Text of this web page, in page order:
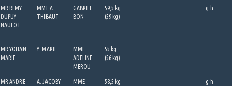
MR REMY
DUPUY-
NAULOT
MME A.
THIBAUT
GABRIEL
BON
59,5 kg
(59 kg)
g h
MR YOHAN
MARIE
Y. MARIE
MME
ADELINE
MEROU
55 kg
(56 kg)
MR ANDRE
A. JACOBY-
MME
58,5 kg
g h